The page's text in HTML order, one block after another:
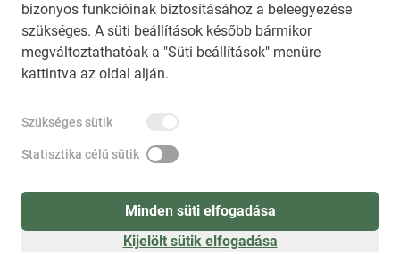
bizonyos funkcióinak biztosításához a beleegyezése
szükséges. A süti beállítások később bármikor
megváltoztathatóak a "Süti beállítások" menüre
kattintva az oldal alján.
Szükséges sütik
Statisztika célú sütik
Minden süti elfogadása
Kijelölt sütik elfogadása
HIRADO.HU MEDIAKLIKK.HU
M4SPORT.HU NEMZETISPORT.HU
IMPRESSZUM
NEMZETI KÖZLEMÉNYTÁR MEGRENDELÉS
AKADÁLYMENTESÍTÉSI NYILATKOZAT
SÚGÓ
Süti beállítások